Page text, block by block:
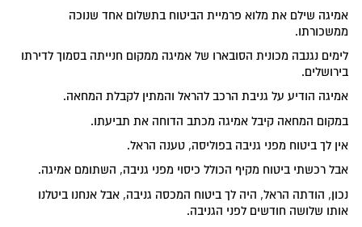
אמיגה שילם את מלוא פרמיית הביטוח בתשלום אחד שנוכה
ממשכורתו.
לימים נגנבה מכונית הסובארו של אמיגה ממקום חנייתה בסמוך לדירתו
בירושלים.
אמיגה הודיע על גניבת הרכב להראל והמתין לקבלת המחאה.
במקום המחאה קיבל אמיגה מכתב הדוחה את תביעתו.
אין לך ביטוח מפני גניבה בפוליסה, טענה הראל.
אבל רכשתי ביטוח מקיף הכולל כיסוי מפני גניבה, השתומם אמיגה.
נכון, הודתה הראל, היה לך ביטוח המכסה גניבה, אבל אנחנו ביטלנו
אותו שלושה חודשים לפני הגניבה.